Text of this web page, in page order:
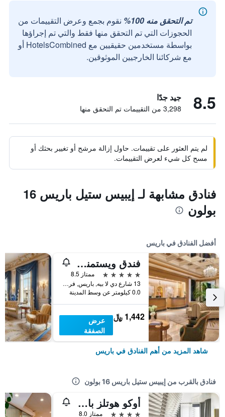
تم التحقق منه 100%
نقوم بجمع وعرض التقييمات من
الحجوزات التي تم التحقق منها فقط والتي تم إجراؤها
بواسطة مستخدمين حقيقيين مع HotelsCombined أو
مع شركائنا الخارجيين الموثوقين.
8.5 جيد جدًا
3,298 من التقييمات تم التحقق منها
لم يتم العثور على تقييمات. حاول إزالة مرشح أو تغيير بحثك أو
مسح كل شيء لعرض التقييمات.
فنادق مشابهة لـ إيبيس ستيل باريس 16
بولون
أفضل الفنادق في باريس
فندق ويستمنستر
5 نجوم
ممتاز 8.5
13 شارع دي لا بيه, باريس, فرنسا
0.0 كيلومتر عن وسط المدينة
1,442 ﷼
عرض
الصفقة
شاهد المزيد من أهم الفنادق في باريس
فنادق بالقرب من إيبيس ستيل باريس 16 بولون
أوكو هوتلز باري بورت دو فرساي
4 نجوم ممتاز 8.0